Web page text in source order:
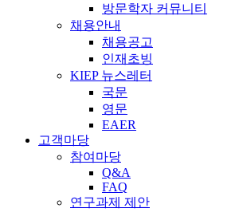
방문학자 커뮤니티
채용안내
채용공고
인재초빙
KIEP 뉴스레터
국문
영문
EAER
고객마당
참여마당
Q&A
FAQ
연구과제 제안